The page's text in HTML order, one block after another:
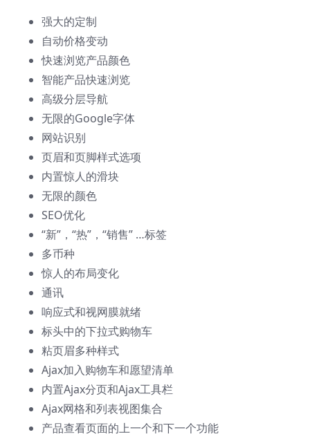
强大的定制
自动价格变动
快速浏览产品颜色
智能产品快速浏览
高级分层导航
无限的Google字体
网站识别
页眉和页脚样式选项
内置惊人的滑块
无限的颜色
SEO优化
“新”，“热”，“销售” …标签
多币种
惊人的布局变化
通讯
响应式和视网膜就绪
标头中的下拉式购物车
粘页眉多种样式
Ajax加入购物车和愿望清单
内置Ajax分页和Ajax工具栏
Ajax网格和列表视图集合
产品查看页面的上一个和下一个功能